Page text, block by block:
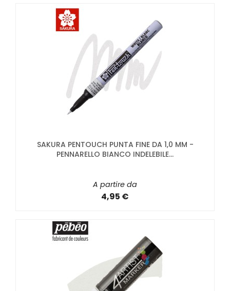
SAKURA PENTOUCH PUNTA FINE DA 1,0 MM -
PENNARELLO BIANCO INDELEBILE...
A partire da
4,95 €